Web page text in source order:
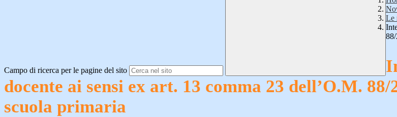
Campo di ricerca per le pagine del sito
Le
docente ai sensi ex art. 13 comma 23 dell’O.M.
scuola primaria